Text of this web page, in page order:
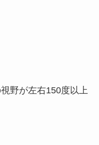
野が左右150度以上